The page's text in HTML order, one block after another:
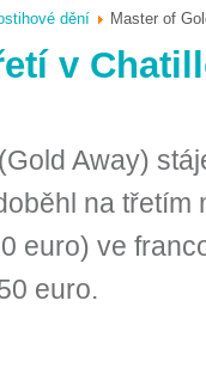
dění Master of
v
Away)
na třetím
euro) ve
euro.